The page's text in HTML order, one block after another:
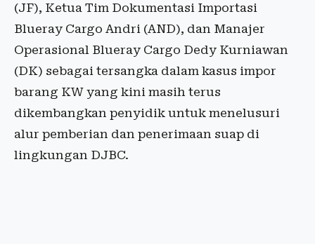
(JF), Ketua Tim Dokumentasi Importasi
Blueray Cargo Andri (AND), dan Manajer
Operasional Blueray Cargo Dedy Kurniawan
(DK) sebagai tersangka dalam kasus impor
barang KW yang kini masih terus
dikembangkan penyidik untuk menelusuri
alur pemberian dan penerimaan suap di
lingkungan DJBC.